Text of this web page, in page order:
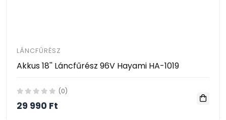
LÁNCFŰRÉSZ
Akkus 18'' Láncfűrész 96V Hayami HA-1019
(0)
29 990 Ft